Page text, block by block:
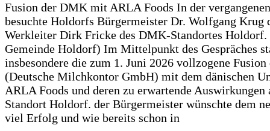
Fusion der DMK mit ARLA Foods In der
besuchte Holdorfs Bürgermeister Dr. Wolfgang Krug
Werkleiter Dirk Fricke des DMK-Standortes Holdorf.
Gemeinde Holdorf) Im Mittelpunkt des Gespräches
insbesondere die zum 1. Juni 2026 vollzogene
(Deutsche Milchkontor GmbH) mit dem dänischen
ARLA Foods und deren zu erwartende Auswirkungen
Standort Holdorf. der Bürgermeister wünschte dem
viel Erfolg und wie bereits schon in